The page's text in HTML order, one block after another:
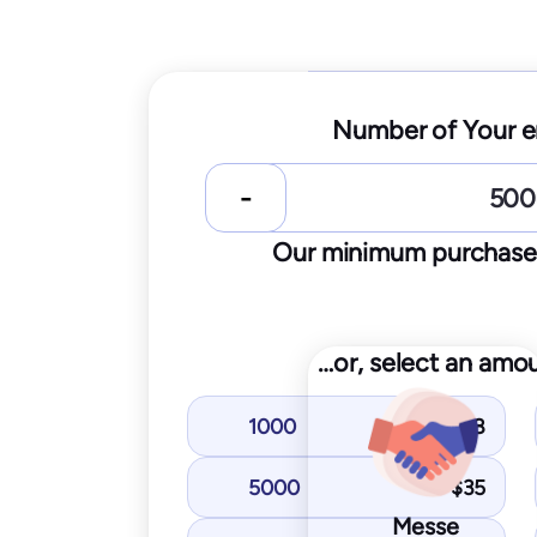
Number of Your
Our minimum
…or, select an
1000 $8
5000 $35
$
IPs /
You get with Starter plan:
Inbox placement tests
IP & domain blocklist
SPF and DKIM tests
Messe